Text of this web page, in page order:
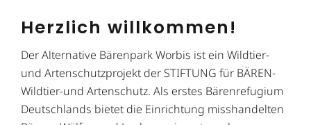
Herzlich willkommen!
Der Alternative Bärenpark Worbis ist ein Wildtier-
und Artenschutzprojekt der STIFTUNG für BÄREN-
Wildtier-und Artenschutz. Als erstes Bärenrefugium
Deutschlands bietet die Einrichtung misshandelten